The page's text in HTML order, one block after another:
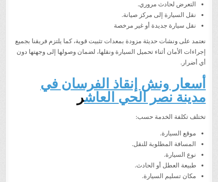
التعرض لحادث مروري.
نقل السيارة إلى مركز صيانة.
نقل سيارة جديدة أو غير مرخصة
نعتمد على ونشات حديثة مزودة بمعدات تثبيت قوية، كما يلتزم فريقنا بجميع
إجراءات الأمان أثناء تحميل السيارة ونقلها، لضمان وصولها إلى وجهتها دون
أي أضرار.
أسعار ونش إنقاذ الفرسان في
مدينة نصر الحي العاشر
تختلف تكلفة الخدمة حسب:
موقع السيارة.
المسافة المطلوبة للنقل.
نوع السيارة.
طبيعة العطل أو الحادث.
مكان تسليم السيارة.